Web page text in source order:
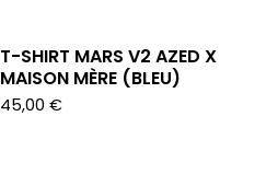
T-SHIRT MARS V2 AZED X
MAISON MÈRE (BLEU)
45,00 €